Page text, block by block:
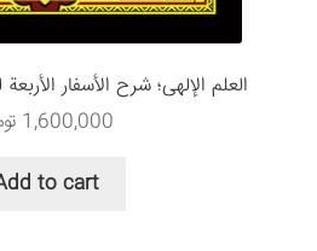
العلم الإلهی؛ شرح الأسفار
1,600,000
to cart